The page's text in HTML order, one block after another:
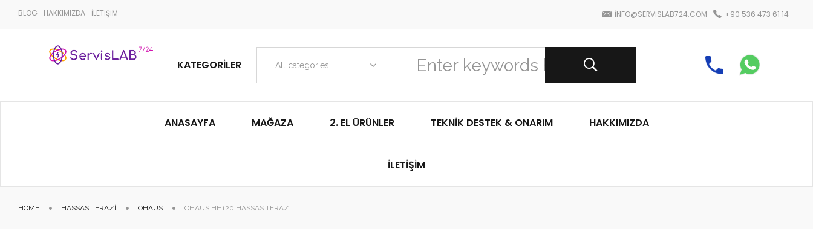
BLOG HAKKIMIZDA İLETİŞİM INFO@SERVISLAB724.COM +90 536 473 61 14
KATEGORILER All categories
ANASAYFA MAĞAZA 2. EL ÜRÜNLER TEKNIK DESTEK & ONARIM HAKKIMIZDA
İLETIŞIM
HOME HASSAS TERAZI OHAUS OHAUS HH120 HASSAS TERAZI